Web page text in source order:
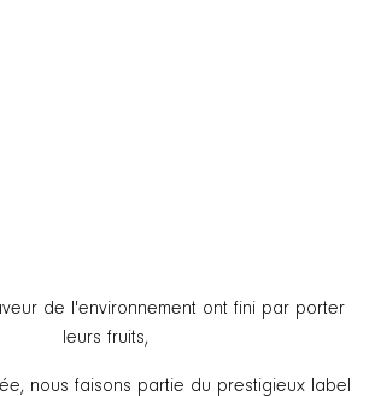
de l'environnement ont fini par porter
leurs fruits,
nous faisons partie du prestigieux label